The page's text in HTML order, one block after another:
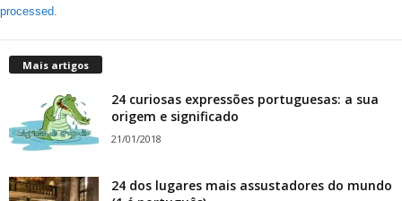
processed.
Mais artigos
24 curiosas expressões portuguesas: a sua
origem e significado
21/01/2018
24 dos lugares mais assustadores do mundo